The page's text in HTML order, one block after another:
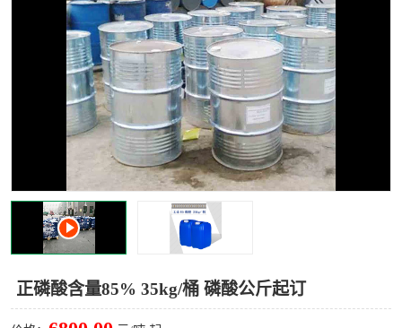
正磷酸含量85% 35kg/桶 磷酸公斤起订
羧酸衍生物 无机化工原料
无机盐 有机溶剂
添加剂助剂 十二烷基苯
十二烷基苯磺酸 甲醇钠
三乙胺
丙二醇甲醚醋酸酯